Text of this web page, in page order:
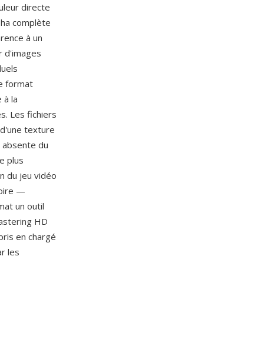
directe
complète
à un
d'images
format
à la
Les fichiers
texture
du
plus
du jeu vidéo
—
un outil
HD
en chargé
les